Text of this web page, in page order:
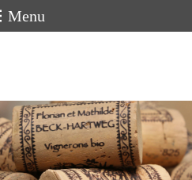
Menu
BECK-
HARTWEG
Vigneron bio en Alsace